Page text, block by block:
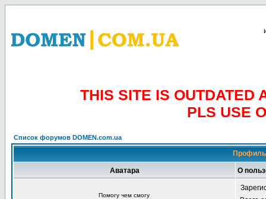
THIS SITE IS OUTDATED
PLS USE
Список форумов DOMEN.com.ua
Профиль
Аватара О
Помогу чем смогу